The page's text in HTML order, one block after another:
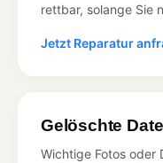
rettbar, solange Sie
Jetzt Reparatur
Gelöschte
Wichtige Fotos oder